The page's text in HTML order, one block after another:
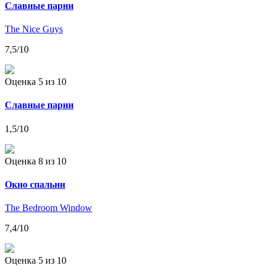
Славные парни
The Nice Guys
7,5/10
Оценка 5 из 10
Славные парни
1,5/10
Оценка 8 из 10
Окно спальни
The Bedroom Window
7,4/10
Оценка 5 из 10